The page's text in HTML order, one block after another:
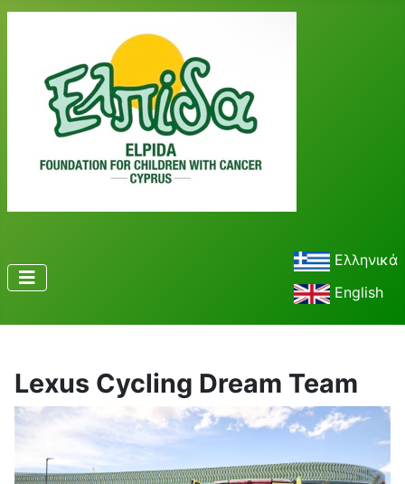
Ελληνικά
English
Lexus Cycling Dream Team